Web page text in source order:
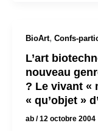
BioArt, Confs-
L’art
nouveau
? Le vivant «
« qu’objet »
ab /12 octobre 2004